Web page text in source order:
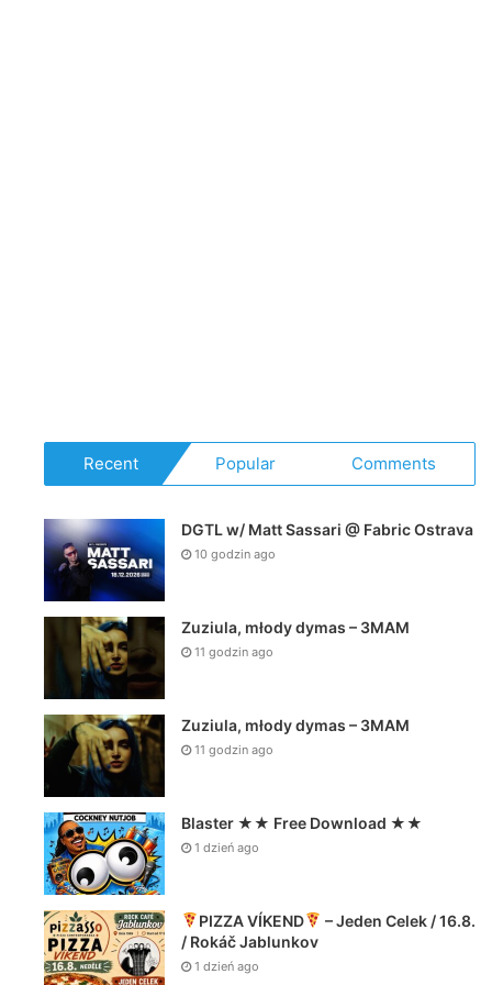
Recent Popular Comments
DGTL w/ Matt Sassari @ Fabric Ostrava
10 godzin ago
Zuziula, młody dymas – 3MAM
11 godzin ago
Zuziula, młody dymas – 3MAM
11 godzin ago
Blaster ★★ Free Download ★★
1 dzień ago
PIZZA VÍKEND
– Jeden Celek / 16.8.
/ Rokáč Jablunkov
1 dzień ago